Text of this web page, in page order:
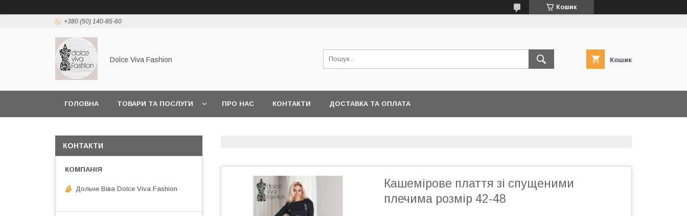
Кошик
+380 (50) 140-85-60
Dolce Viva Fashion Кошик
ГОЛОВНА ТОВАРИ ТА ПОСЛУГИ ПРО НАС КОНТАКТИ ДОСТАВКА ТА ОПЛАТА
Кашемірове плаття зі спущеними
плечима розмір 42-48
КОНТАКТИ
Дольче Віва Dolce Viva Fashion